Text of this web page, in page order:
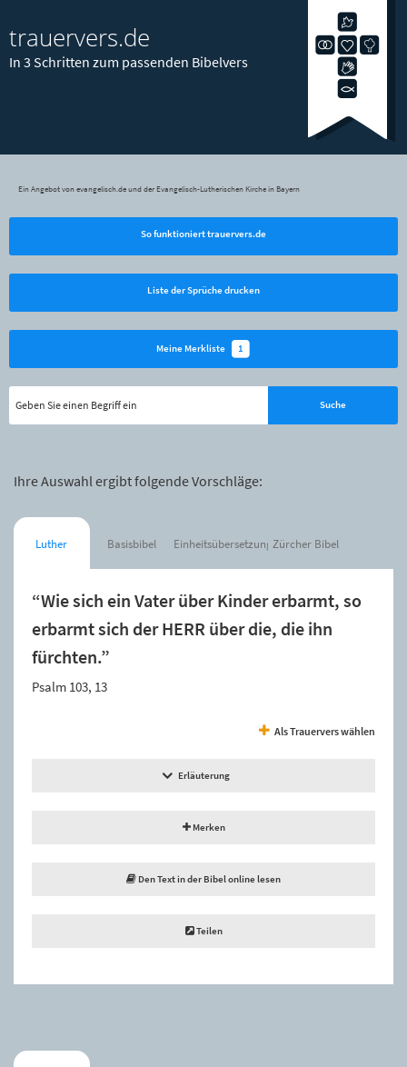
trauervers.de
In 3 Schritten zum passenden Bibelvers
Ein Angebot von evangelisch.de und der Evangelisch-Lutherischen Kirche in Bayern
So funktioniert trauervers.de
Liste der Sprüche drucken
Meine Merkliste 1
Ihre Auswahl ergibt folgende Vorschläge:
Luther Basisbibel Einheitsübersetzung Zürcher Bibel
“Wie sich ein Vater über Kinder erbarmt, so
erbarmt sich der HERR über die, die ihn
fürchten.”
Psalm 103, 13
Als Trauervers wählen
Erläuterung
Merken
Den Text in der Bibel online lesen
Teilen